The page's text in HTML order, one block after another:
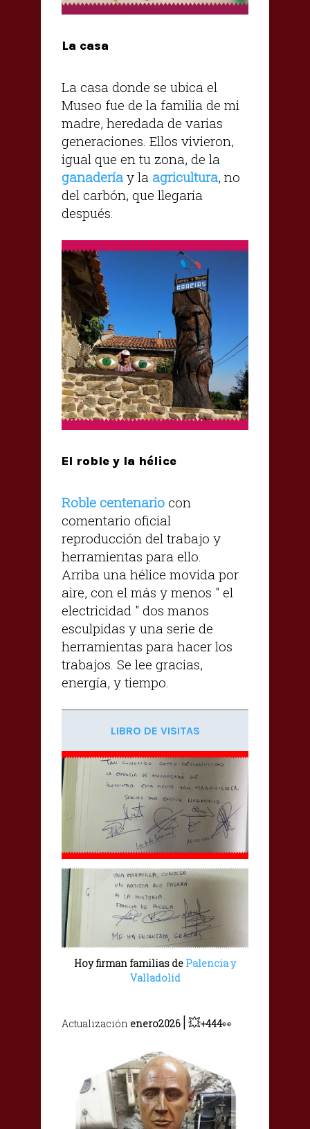
La casa
La casa donde se ubica el
Museo fue de la familia de mi
madre, heredada de varias
generaciones. Ellos vivieron,
igual que en tu zona, de la
ganadería y la agricultura, no
del carbón, que llegaría
después.
El roble y la hélice
Roble centenario con
comentario oficial
reproducción del trabajo y
herramientas para ello.
Arriba una hélice movida por
aire, con el más y menos " el
electricidad " dos manos
esculpidas y una serie de
herramientas para hacer los
trabajos. Se lee gracias,
energía, y tiempo.
LIBRO DE VISITAS
Hoy firman familias de Palencia y
Valladolid
Actualización enero2026 |💥+444👀